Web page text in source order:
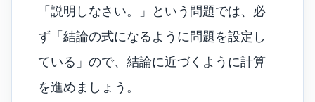
「説明しなさい。」という問題では、必
ず「結論の式になるように問題を設定し
ている」ので、結論に近づくように計算
を進めましょう。